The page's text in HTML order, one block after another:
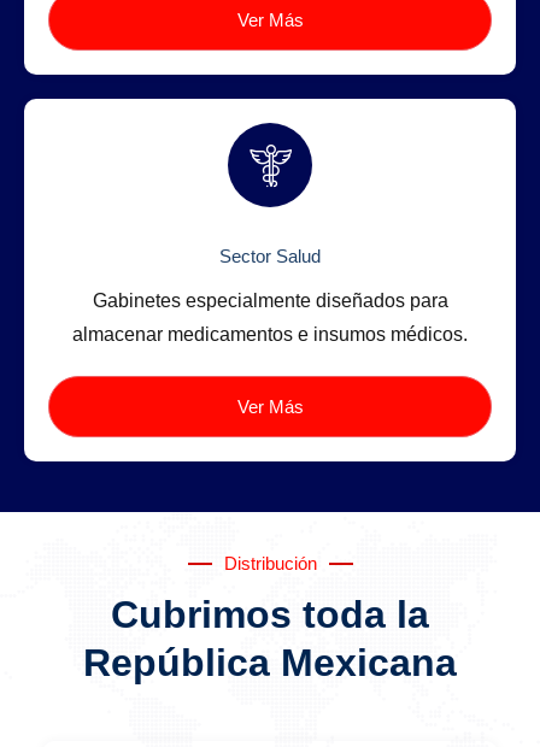
Ver Más
Sector Salud
Gabinetes especialmente diseñados para
almacenar medicamentos e insumos médicos.
Ver Más
Distribución
Cubrimos toda la
República Mexicana